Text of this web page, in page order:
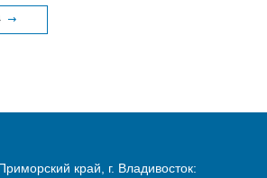
край, г. Владивосток: